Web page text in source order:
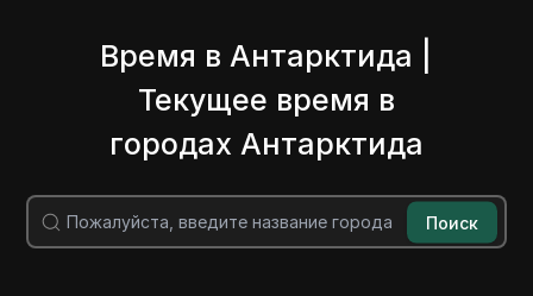
Время в Антарктида |
Текущее время в
городах Антарктида
Поиск